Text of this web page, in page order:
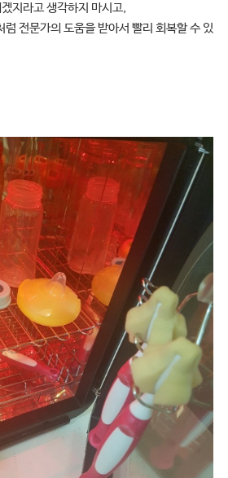
지라고 생각하지 마시고,
럼 전문가의 도움을 받아서 빨리 회복할 수 있